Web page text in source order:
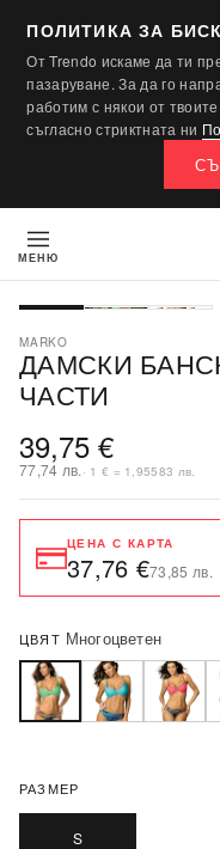
ПОЛИТИКА ЗА
От Trendo искаме да ти
пазаруване. За да го
работим с някои от
съгласно стриктната ни
МЕНЮ
MARKO
ДАМСКИ
ЧАСТИ
39,75 €
77,74 лв. · 1 € = 1,95583 лв.
ЦЕНА С КАРТА
37,76 €73,85 лв.
ЦВЯТ Многоцветен
РАЗМЕР
S